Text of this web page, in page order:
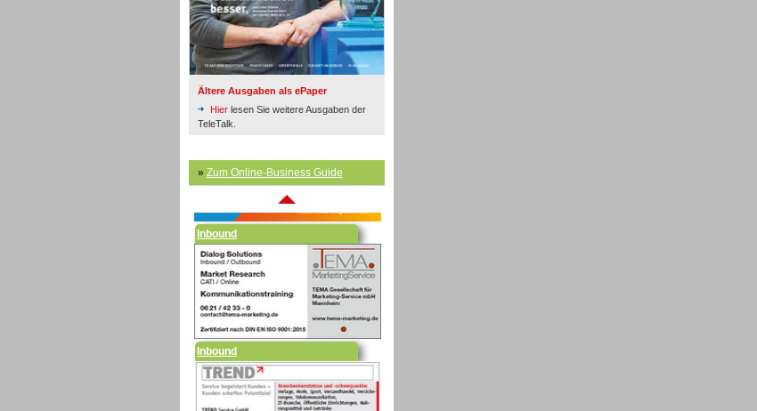
Ältere Ausgaben als ePaper
Hier lesen Sie weitere Ausgaben der
TeleTalk.
» Zum Online-Business Guide
Inbound
Inbound